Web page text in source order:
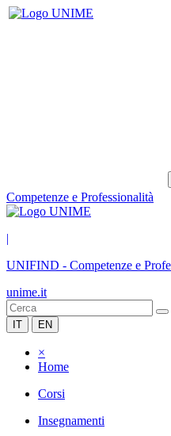
Competenze e Professionalità
|
UNIFIND - Competenze e
unime.it
IT EN
×
Home
Corsi
Insegnamenti